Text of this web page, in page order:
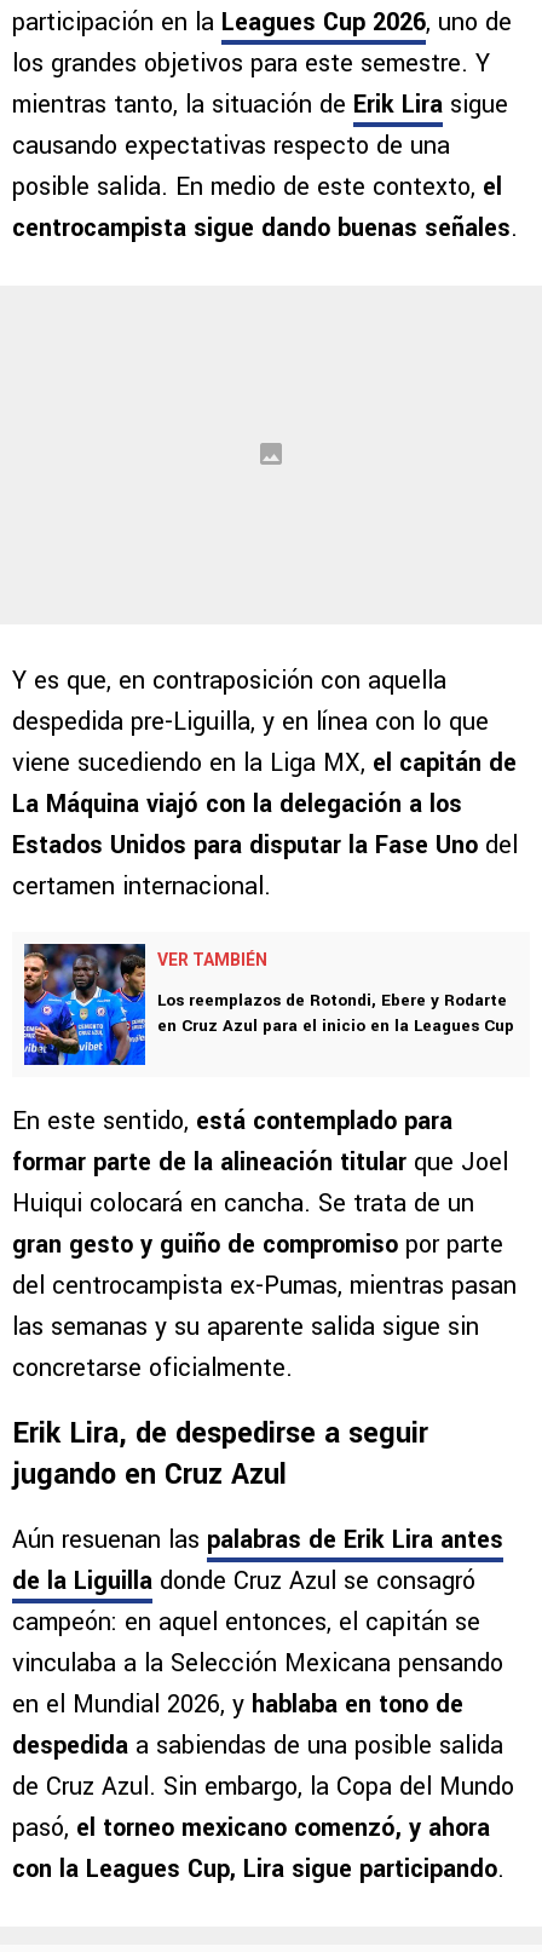
participación en la Leagues Cup 2026, uno de
los grandes objetivos para este semestre. Y
mientras tanto, la situación de Erik Lira sigue
causando expectativas respecto de una
posible salida. En medio de este contexto, el
centrocampista sigue dando buenas señales.
Y es que, en contraposición con aquella
despedida pre-Liguilla, y en línea con lo que
viene sucediendo en la Liga MX, el capitán de
La Máquina viajó con la delegación a los
Estados Unidos para disputar la Fase Uno del
certamen internacional.
VER TAMBIÉN
Los reemplazos de Rotondi, Ebere y Rodarte
en Cruz Azul para el inicio en la Leagues Cup
En este sentido, está contemplado para
formar parte de la alineación titular que Joel
Huiqui colocará en cancha. Se trata de un
gran gesto y guiño de compromiso por parte
del centrocampista ex-Pumas, mientras pasan
las semanas y su aparente salida sigue sin
concretarse oficialmente.
Erik Lira, de despedirse a seguir
jugando en Cruz Azul
Aún resuenan las palabras de Erik Lira antes
de la Liguilla donde Cruz Azul se consagró
campeón: en aquel entonces, el capitán se
vinculaba a la Selección Mexicana pensando
en el Mundial 2026, y hablaba en tono de
despedida a sabiendas de una posible salida
de Cruz Azul. Sin embargo, la Copa del Mundo
pasó, el torneo mexicano comenzó, y ahora
con la Leagues Cup, Lira sigue participando.